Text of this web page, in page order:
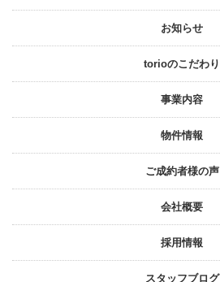
お知らせ
torioのこだわり
事業内容
物件情報
ご成約者様の声
会社概要
採⽤情報
スタッフブログ